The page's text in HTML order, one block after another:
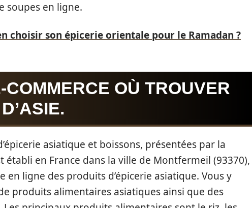
soupes en ligne.
choisir son épicerie orientale pour le Ramadan ?
COMMERCE OÙ TROUVER
asiatique et boissons, présentées par la
établi en France dans la ville de Montfermeil (93370),
en ligne des produits d’épicerie asiatique. Vous y
produits alimentaires asiatiques ainsi que des